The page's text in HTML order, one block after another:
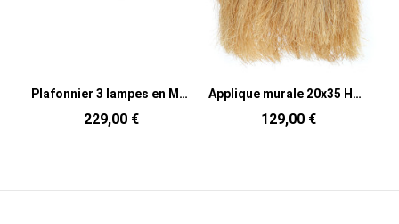
Plafonnier 3 lampes en Métal Blanc Xylia
229,00 €
Applique murale 20x35 Herbe d'Abaca Naturel avec franges The Abaca
129,00 €